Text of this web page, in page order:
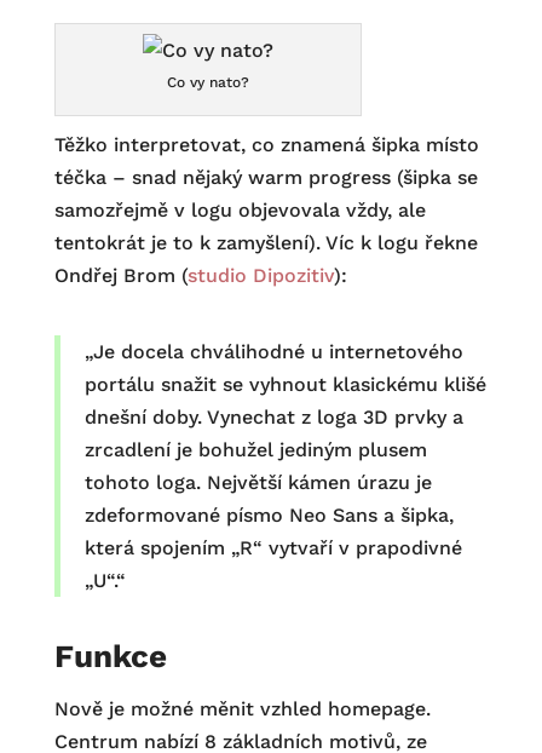
Co vy nato?
Těžko interpretovat, co znamená šipka místo
téčka – snad nějaký warm progress (šipka se
samozřejmě v logu objevovala vždy, ale
tentokrát je to k zamyšlení). Víc k logu řekne
Ondřej Brom (studio Dipozitiv):
„Je docela chválihodné u internetového
portálu snažit se vyhnout klasickému klišé
dnešní doby. Vynechat z loga 3D prvky a
zrcadlení je bohužel jediným plusem
tohoto loga. Největší kámen úrazu je
zdeformované písmo Neo Sans a šipka,
která spojením „R“ vytvaří v prapodivné
„U“.“
Funkce
Nově je možné měnit vzhled homepage.
Centrum nabízí 8 základních motivů, ze